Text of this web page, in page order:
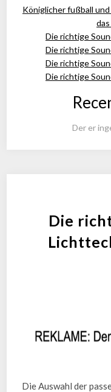
Königlicher fußball
Die richtige
Die richtige
Die richtige
Die richtige
Der er
Die
Die Auswahl der